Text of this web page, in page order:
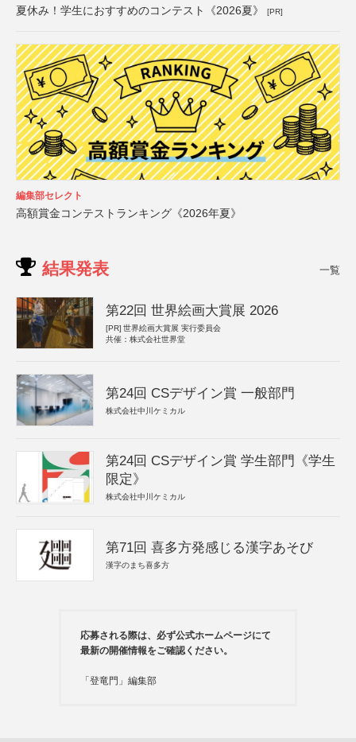
夏休み！学生におすすめのコンテスト《2026夏》 [PR]
編集部セレクト
高額賞金コンテストランキング《2026年夏》
結果発表 一覧
第22回 世界絵画大賞展 2026
[PR] 世界絵画大賞展 実行委員会
共催：株式会社世界堂
第24回 CSデザイン賞 一般部門
株式会社中川ケミカル
第24回 CSデザイン賞 学生部門《学生
限定》
株式会社中川ケミカル
第71回 喜多方発感じる漢字あそび
漢字のまち喜多方
応募される際は、必ず公式ホームページにて
最新の開催情報をご確認ください。
「登竜門」編集部